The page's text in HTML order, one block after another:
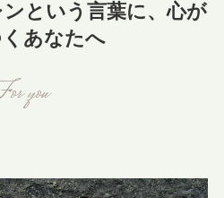
という言葉に、心が
あなたへ
you